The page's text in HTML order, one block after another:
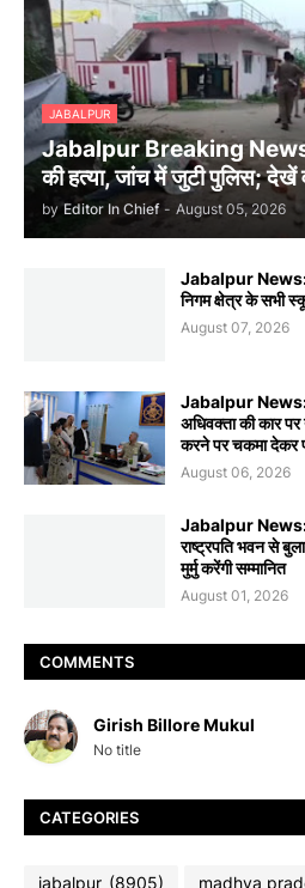
JABALPUR
Jabalpur Breaking News:
की हत्या, जांच में जुटी पुलिस; देखें
by Editor In Chief - August 05, 2026
Jabalpur News:
निगम क्षेत्र के सभी
August 07, 2026
Jabalpur News:
अधिवक्ता की कार
करने पर चकमा देकर
August 06, 2026
Jabalpur News:
राष्ट्रपति भवन से
मुर्मु करेंगी सम्मानित
August 01, 2026
COMMENTS
Girish Billore Mukul
No title
CATEGORIES
jabalpur (8905) madhya